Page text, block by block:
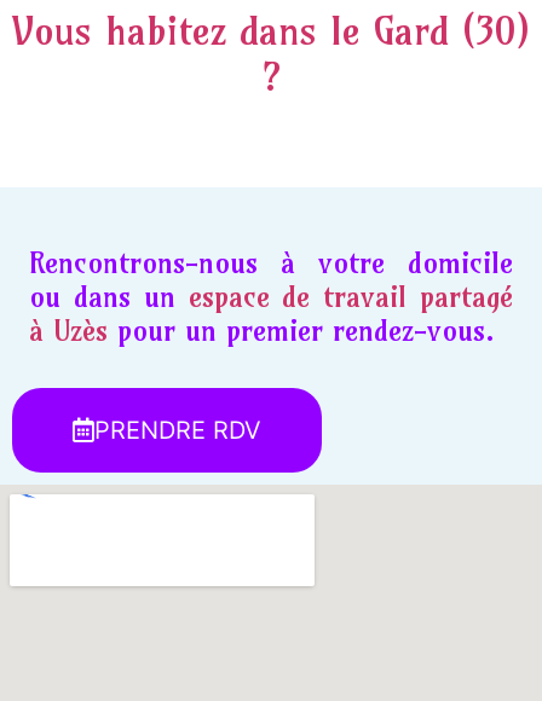
Vous habitez dans le Gard (30)
?
Rencontrons-nous à votre domicile
ou dans un espace de travail partagé
à Uzès pour un premier rendez-vous.
PRENDRE RDV